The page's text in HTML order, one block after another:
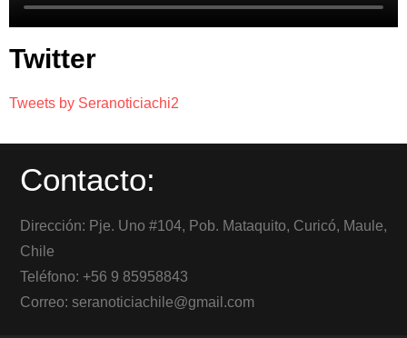
Twitter
Tweets by Seranoticiachi2
Contacto:
Dirección: Pje. Uno #104, Pob. Mataquito, Curicó, Maule,
Chile
Teléfono: +56 9 85958843
Correo: seranoticiachile@gmail.com